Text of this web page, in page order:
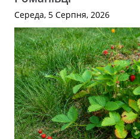
Середа, 5 Серпня, 2026